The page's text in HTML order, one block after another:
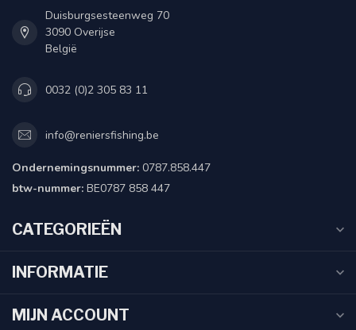
Duisburgsesteenweg 70
3090 Overijse
België
0032 (0)2 305 83 11
info@reniersfishing.be
Ondernemingsnummer: 0787.858.447
btw-nummer: BE0787 858 447
CATEGORIEËN
INFORMATIE
MIJN ACCOUNT